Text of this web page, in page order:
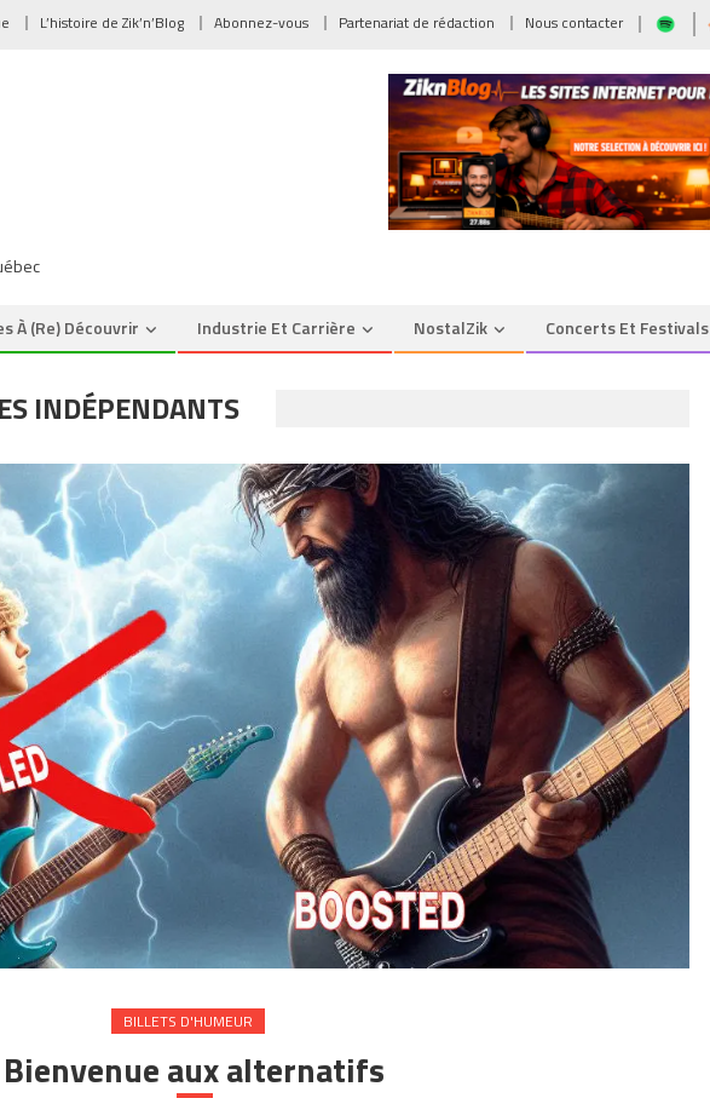
L’histoire de Zik’n’Blog Abonnez-vous Partenariat de rédaction Nous contacter
À (re) Découvrir Industrie Et Carrière NostalZik Concerts Et Festivals
INDÉPENDANTS
BILLETS D'HUMEUR
Bienvenue aux alternatifs